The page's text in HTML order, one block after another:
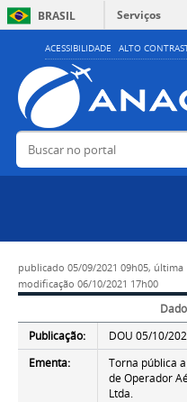
ACESSIBILIDADE ALTO
BRASIL
Serviços
Buscar no portal
publicado 05/09/2021 09h05, última
modificação 06/10/2021 17h00
Publicação:
DOU 05/10/
Ementa:
Torna pública
de Operador
Ltda.